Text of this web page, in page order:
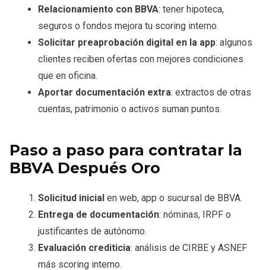
Relacionamiento con BBVA: tener hipoteca,
seguros o fondos mejora tu scoring interno.
Solicitar preaprobación digital en la app: algunos
clientes reciben ofertas con mejores condiciones
que en oficina.
Aportar documentación extra: extractos de otras
cuentas, patrimonio o activos suman puntos.
Paso a paso para contratar la
BBVA Después Oro
Solicitud inicial en web, app o sucursal de BBVA.
Entrega de documentación: nóminas, IRPF o
justificantes de autónomo.
Evaluación crediticia: análisis de CIRBE y ASNEF
más scoring interno.